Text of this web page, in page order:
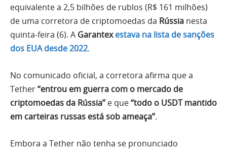
equivalente a 2,5 bilhões de rublos (R$ 161 milhões)
de uma corretora de criptomoedas da Rússia nesta
quinta-feira (6). A Garantexestava na lista de sanções
dos EUA desde 2022.
No comunicado oficial, a corretora afirma que a
Tether“entrou em guerra com o mercado de
criptomoedas da Rússia” e que“todo o USDT mantido
em carteiras russas está sob ameaça”.
Embora a Tether não tenha se pronunciado